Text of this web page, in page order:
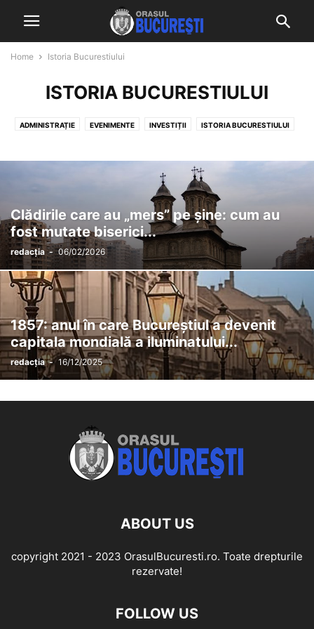
Home Istoria Bucurestiului
ISTORIA BUCURESTIULUI
ADMINISTRAȚIE EVENIMENTE INVESTIȚII ISTORIA BUCURESTIULUI
ȘTIRI LOCALE ȘTIRI NAȚIONALE ȘI INTERNAȚIONALE TURISM
Clădirile care au „mers” pe șine: cum au
fost mutate biserici...
redacția - 06/02/2026
1857: anul în care Bucureștiul a devenit
capitala mondială a iluminatului...
redacția - 16/12/2025
ABOUT US
copyright 2021 - 2023 OrasulBucuresti.ro. Toate drepturile
rezervate!
FOLLOW US